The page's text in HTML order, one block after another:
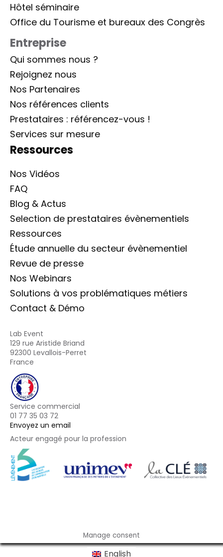
Hôtel séminaire
Office du Tourisme et bureaux des Congrès
Entreprise
Qui sommes nous ?
Rejoignez nous
Nos Partenaires
Nos références clients
Prestataires : référencez-vous !
Services sur mesure
Ressources
Nos Vidéos
FAQ
Blog & Actus
Selection de prestataires évènementiels
Ressources
Étude annuelle du secteur évènementiel
Revue de presse
Nos Webinars
Solutions à vos problématiques métiers
Contact & Démo
Lab Event
129 rue Aristide Briand
92300 Levallois-Perret
France
Service commercial
01 77 35 03 72
Envoyez un email
Acteur engagé pour la profession
Manage consent
English